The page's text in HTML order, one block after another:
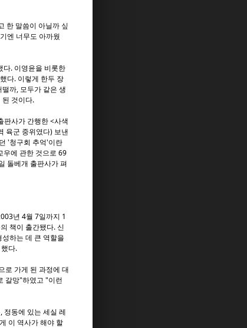
한 말씀이 아닐까 싶
엔 너무도 아까웠
다. 이영윤을 비롯한
다. 이렇게 한두 장
까, 모두가 같은 생
된 것이다.
판사가 간행한 <사색
육군 중위였다) 보낸
'청구회 추억'이란
우에 관한 것으로 69
돌베개 출판사가 펴
년 4월 7일까지 1
책이 출간됐다. 신
하는 데 큰 역할을
다.
로 가게 된 과정에 대
갈망"하였고 "이런
정동에 있는 세실 레
이 역사가 해야 할